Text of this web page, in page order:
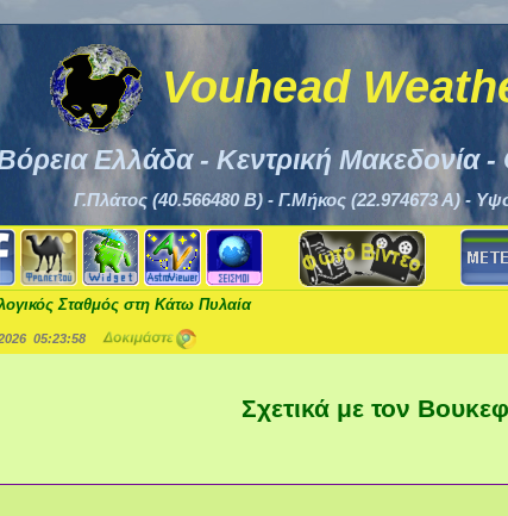
Vouhead
Ελλάδα - Κεντρική Μακεδονία
Γ.Πλάτος (40.566480 Β) - Γ.Μήκος (22.974673 Α) -
Υπάρχουν προειδοποιήσεις για την Κεντρική
Σταθμός στη Κάτω Πυλαία
05:24:00
Σχετικά με τον